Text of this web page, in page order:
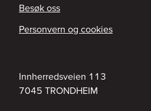
Innherredsveien 113
7045 TRONDHEIM
Besøk oss
Personvern og cookies